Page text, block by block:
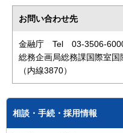
お問い合わせ先
金融庁 Tel 03-3506-6000
総務企画局総務課国際室国
（内線3870）
相談・手続・採用情報